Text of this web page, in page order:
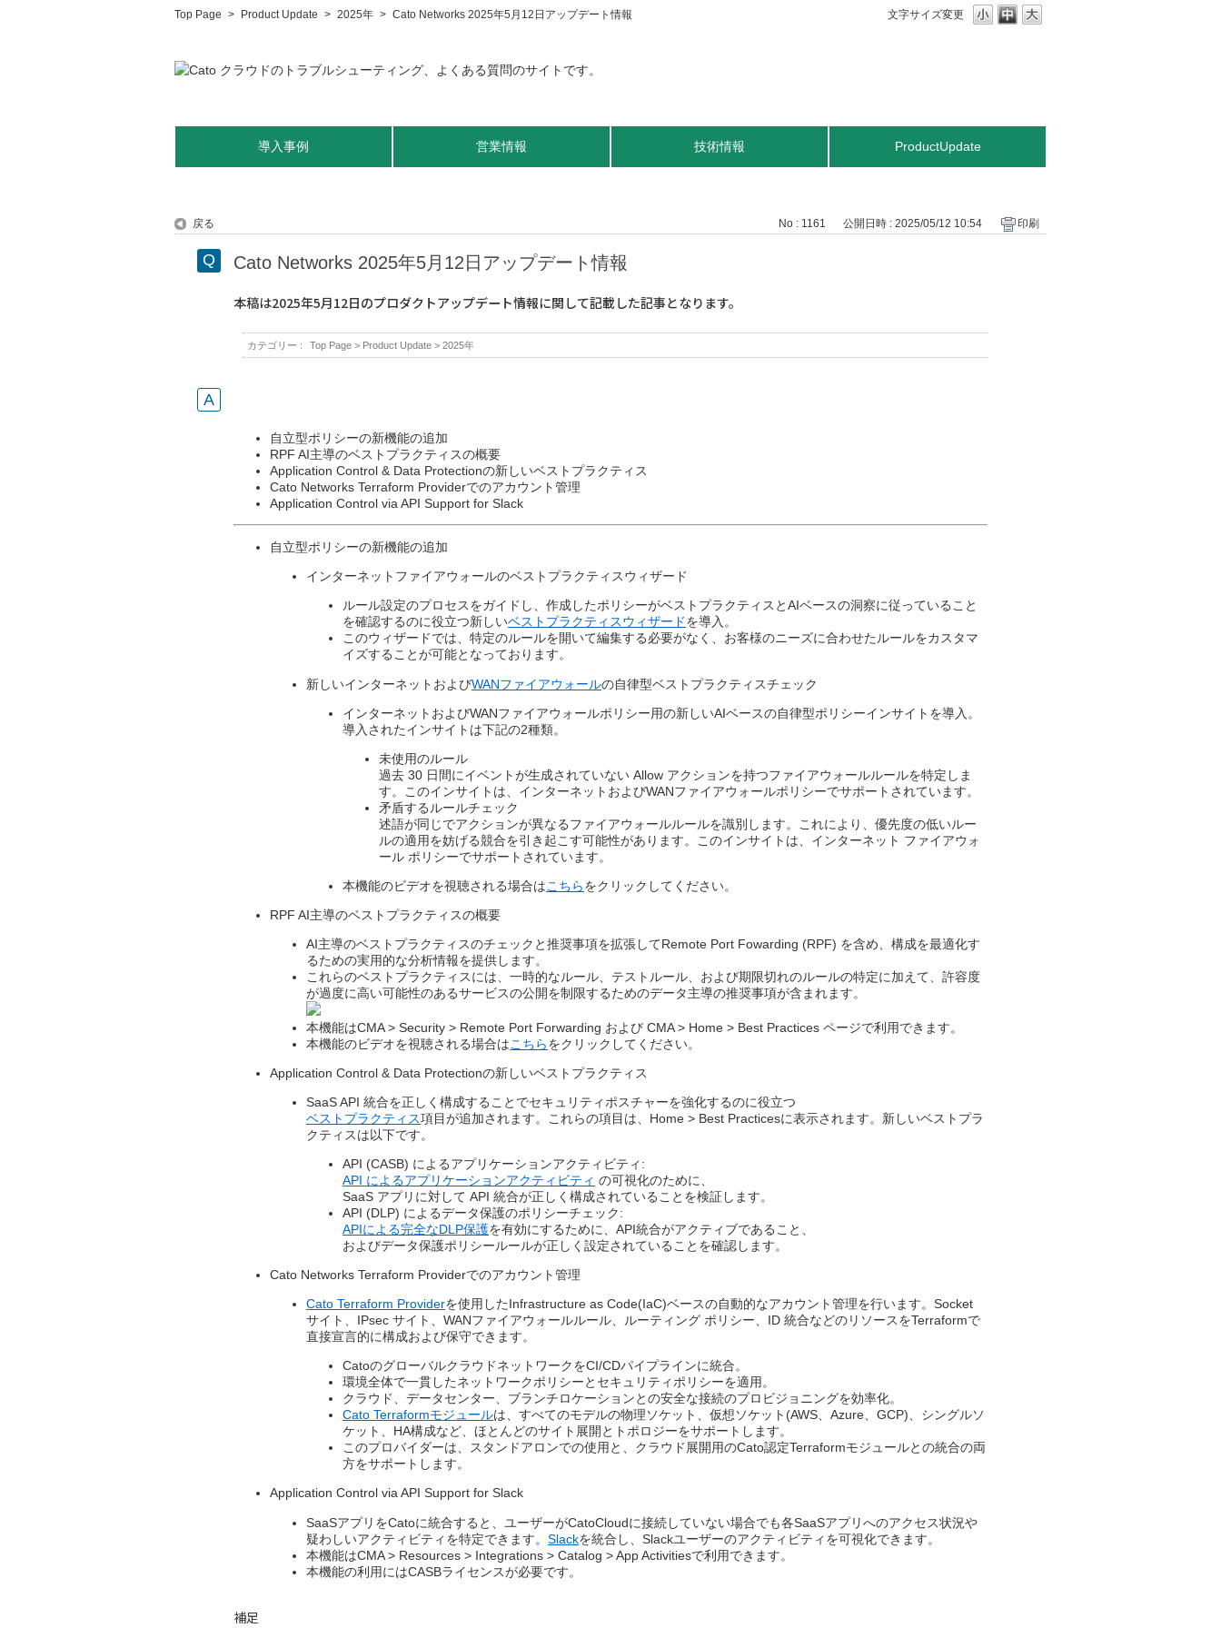
文字サイズ変更
Top Page > Product Update > 2025年 > Cato Networks 2025年5月12日アップデート情報
導入事例 営業情報 技術情報 ProductUpdate
戻る No : 1161 公開日時 : 2025/05/12 10:54 印刷
Cato Networks 2025年5月12日アップデート情報
本稿は2025年5月12日のプロダクトアップデート情報に関して記載した記事となります。
カテゴリー : Top Page > Product Update > 2025年
自立型ポリシーの新機能の追加
RPF AI主導のベストプラクティスの概要
Application Control & Data Protectionの新しいベストプラクティス​
Cato Networks Terraform Providerでのアカウント管理
Application Control via API Support for Slack
自立型ポリシーの新機能の追加
インターネットファイアウォールのベストプラクティスウィザード​
ルール設定のプロセスをガイドし、作成したポリシーがベストプラクティスとAIベースの洞察に従っていること
を確認するのに役立つ新しいベストプラクティスウィザードを導入。​
このウィザードでは、特定のルールを開いて編集する必要がなく、お客様のニーズに合わせたルールをカスタマ
イズすることが可能となっております。​
新しいインターネットおよびWANファイアウォールの自律型ベストプラクティスチェック​
インターネットおよびWANファイアウォールポリシー用の新しいAIベースの自律型ポリシーインサイトを導入。
導入されたインサイトは下記の2種類。​
未使用のルール​
過去 30 日間にイベントが生成されていない Allow アクションを持つファイアウォールルールを特定しま
す。​このインサイトは、インターネットおよびWANファイアウォールポリシーでサポートされています。​
矛盾するルールチェック​
述語が同じでアクションが異なるファイアウォールルールを識別します。これにより、優先度の低いルー
ルの適用を妨げる競合を引き起こす可能性があります。​このインサイトは、インターネット ファイアウォ
ール ポリシーでサポートされています。​
本機能のビデオを視聴される場合はこちらをクリックしてください。​
RPF AI主導のベストプラクティスの概要​
AI主導のベストプラクティスのチェックと推奨事項を拡張してRemote Port Fowarding (RPF) を含め、構成を最適化す
るための実用的な分析情報を提供します。​
これらのベストプラクティスには、一時的なルール、テストルール、および期限切れのルールの特定に加えて、許容度
が過度に高い可能性のあるサービスの公開を制限するためのデータ主導の推奨事項が含まれます。​
本機能はCMA > Security > Remote Port Forwarding および CMA > Home > Best Practices ページで利用できます。​
本機能のビデオを視聴される場合はこちらをクリックしてください。
Application Control & Data Protectionの新しいベストプラクティス​
SaaS API 統合を正しく構成することでセキュリティポスチャーを強化するのに役立つ​
ベストプラクティス項目が追加されます。これらの項目は、Home > Best Practicesに表示されます。新しいベストプラ
クティスは以下です。​
API (CASB) によるアプリケーションアクティビティ:​
API によるアプリケーションアクティビティ の可視化のために、​
SaaS アプリに対して API 統合が正しく構成されていることを検証します。​
API (DLP) によるデータ保護のポリシーチェック:​
APIによる完全なDLP保護を有効にするために、API統合がアクティブであること、​
およびデータ保護ポリシールールが正しく設定されていることを確認します。​
Cato Networks Terraform Providerでのアカウント管理​
Cato Terraform Providerを使用したInfrastructure as Code(IaC)ベースの自動的なアカウント管理を行います。Socket
サイト、IPsec サイト、WANファイアウォールルール、ルーティング ポリシー、ID 統合などのリソースをTerraformで
直接宣言的に構成および保守できます。​
CatoのグローバルクラウドネットワークをCI/CDパイプラインに統合。​
環境全体で一貫したネットワークポリシーとセキュリティポリシーを適用。​
クラウド、データセンター、ブランチロケーションとの安全な接続のプロビジョニングを効率化。​
Cato Terraformモジュールは、すべてのモデルの物理ソケット、仮想ソケット(AWS、Azure、GCP)、シングルソ
ケット、HA構成など、ほとんどのサイト展開とトポロジーをサポートします。​
このプロバイダーは、スタンドアロンでの使用と、クラウド展開用のCato認定Terraformモジュールとの統合の両
方をサポートします。​
Application Control via API Support for Slack​
SaaSアプリをCatoに統合すると、ユーザーがCatoCloudに接続していない場合でも各SaaSアプリへのアクセス状況や
疑わしいアクティビティを特定できます。 Slackを統合し、Slackユーザーのアクティビティを可視化できます。​
本機能はCMA > Resources > Integrations > Catalog > App Activitiesで利用できます。​
本機能の利用にはCASBライセンスが必要です。
補足